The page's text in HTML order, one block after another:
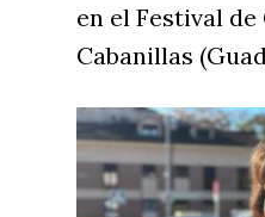
en el Festival
Cabanillas